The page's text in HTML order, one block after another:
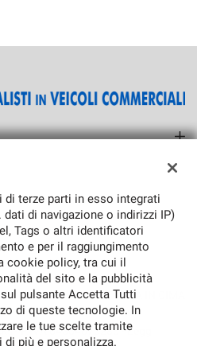
TORNA IN CIMA
- P.IVA 04364070286 -Leggi
terze parti in esso integrati
di navigazione o indirizzi IP)
Tags o altri identificatori
e per il raggiungimento
cookie policy, tra cui il
del sito e la pubblicità
pulsante Accetta Tutti
di queste tecnologie. In
le tue scelte tramite
più e personalizza.